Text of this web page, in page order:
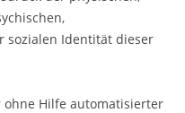
sozialen Identität dieser
ohne Hilfe automatisierter